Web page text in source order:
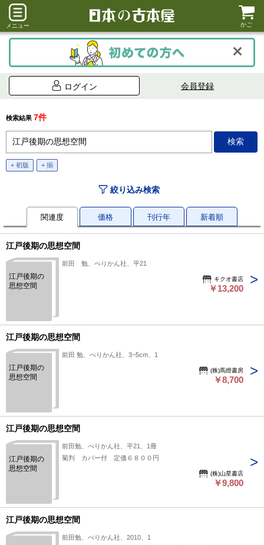
メニュー かご
ログイン 会員登録
検索結果 7件
+ 初版 + 揃
絞り込み検索
関連度 価格 刊行年 新着順
江戸後期の思想空間
江戸後期の
思想空間
前田 勉、ぺりかん社、平21
キクオ書店
￥13,200
江戸後期の思想空間
江戸後期の
思想空間
前田 勉、ぺりかん社、3~5cm、1
(株)馬燈書房
￥8,700
江戸後期の思想空間
江戸後期の
思想空間
前田勉、ぺりかん社、平21、1冊
菊判 カバー付 定価６８００円
(株)山星書店
￥9,800
江戸後期の思想空間
前田勉、ぺりかん社、2010、1